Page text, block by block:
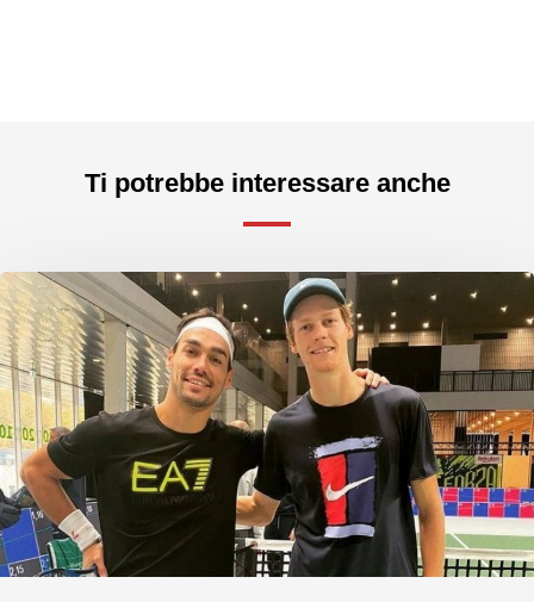
Ti potrebbe interessare anche